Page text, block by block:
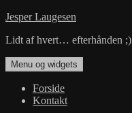
Hop
indhold
Jesper Laugesen
Lidt af hvert… efterhånden ;)
Menu og widgets
Forside
Kontakt